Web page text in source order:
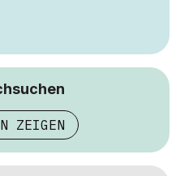
ZEIGEN